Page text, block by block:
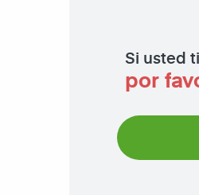
Si usted
por